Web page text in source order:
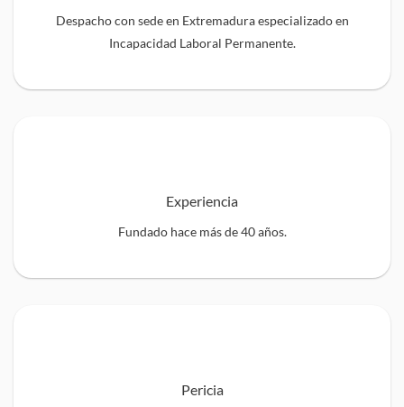
Despacho con sede en Extremadura especializado en
Incapacidad Laboral Permanente.
Experiencia
Fundado hace más de 40 años.
Pericia